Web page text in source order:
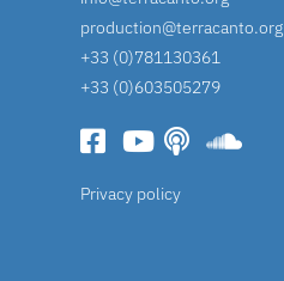
production@terracanto.org
+33 (0)781130361
+33 (0)603505279
Privacy policy